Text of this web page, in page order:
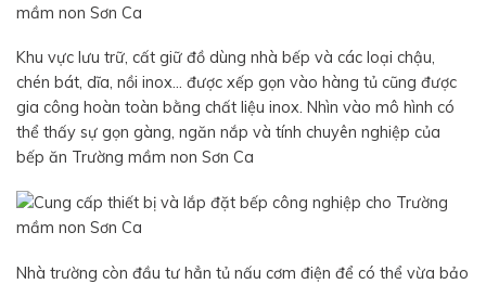
Khu vực lưu trữ, cất giữ đồ dùng nhà bếp và các loại chậu,
chén bát, dĩa, nồi inox… được xếp gọn vào hàng tủ cũng được
gia công hoàn toàn bằng chất liệu inox. Nhìn vào mô hình có
thể thấy sự gọn gàng, ngăn nắp và tính chuyên nghiệp của
bếp ăn Trường mầm non Sơn Ca
Nhà trường còn đầu tư hẳn tủ nấu cơm điện để có thể vừa bảo